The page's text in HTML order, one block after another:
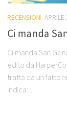
RECENSIONI
Ci manda
Ci manda San
edito da
tratta da un fatto
indica:...